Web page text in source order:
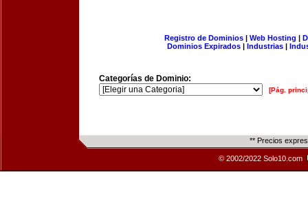
Registro de Dominios| Web Hosting |
Dominios Expirados | Industrias |
Categorías de Dominio:
[Pág.
** Precios
© 2002/2022 Solo10.com